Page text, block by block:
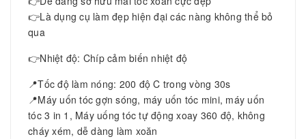
👉Là dụng cụ làm đẹp hiện đại các nàng không thể bỏ
qua
👉Nhiệt độ: Chíp cảm biến nhiệt độ
📍Tốc độ làm nóng: 200 độ C trong vòng 30s
📍Máy uốn tóc gợn sóng, máy uốn tóc mini, máy uốn
tóc 3 in 1, Máy uống tóc tự động xoay 360 độ, không
cháy xém, dễ dàng làm xoăn